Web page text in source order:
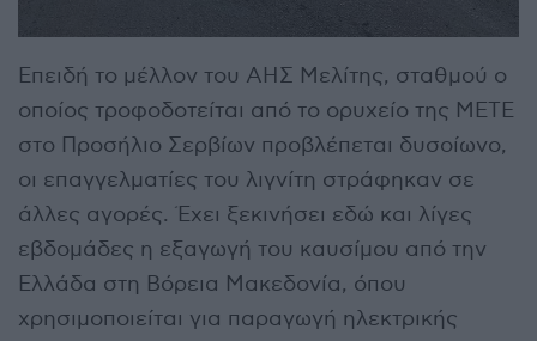
Επειδή το μέλλον του ΑΗΣ Μελίτης, σταθμού ο
οποίος τροφοδοτείται από το ορυχείο της ΜΕΤΕ
στο Προσήλιο Σερβίων προβλέπεται δυσοίωνο,
οι επαγγελματίες του λιγνίτη στράφηκαν σε
άλλες αγορές. Έχει ξεκινήσει εδώ και λίγες
εβδομάδες η εξαγωγή του καυσίμου από την
Ελλάδα στη Βόρεια Μακεδονία, όπου
χρησιμοποιείται για παραγωγή ηλεκτρικής